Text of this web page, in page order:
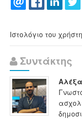
Ιστολόγιο του
Συντάκτης